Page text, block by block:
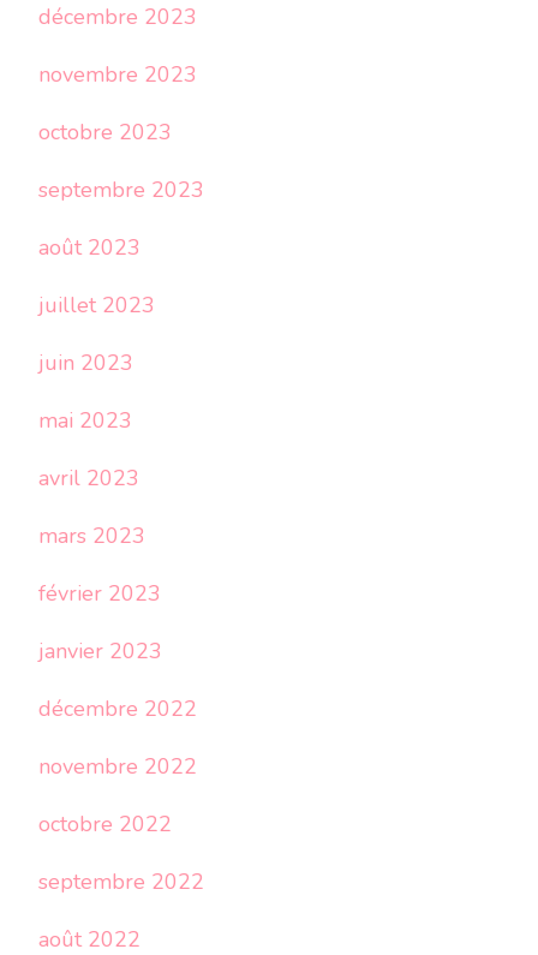
décembre 2023
novembre 2023
octobre 2023
septembre 2023
août 2023
juillet 2023
juin 2023
mai 2023
avril 2023
mars 2023
février 2023
janvier 2023
décembre 2022
novembre 2022
octobre 2022
septembre 2022
août 2022